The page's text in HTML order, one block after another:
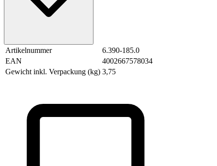
Artikelnummer
6.390-185.0
EAN
4002667578034
Gewicht inkl. Verpackung (kg) 3,75